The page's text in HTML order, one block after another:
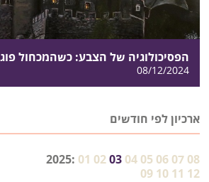
הפסיכולוגיה של הצבע: כשהמכחול
08/12/2024
ארכיון לפי חודשים
2025: 01 02 03 04 05 06 07 08
09 10 11 12